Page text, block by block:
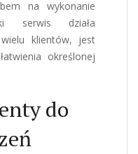
na wykonanie
serwis działa
klientów, jest
określonej
do